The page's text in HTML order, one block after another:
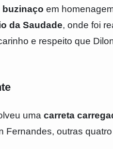
buzinaço em
da Saudade, onde foi
e respeito que
uma carreta
Fernandes, outras